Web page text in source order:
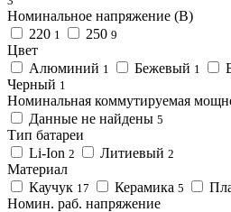
Номинальное напряжение (В)
220 1 250 9
Цвет
Алюминий 1 Бежевый 1
Черный 1
Номинальная коммутируемая
Данные не найдены 5
Тип батареи
Li-Ion 2 Литиевый 2
Материал
Каучук 17 Керамика 5
Номин. раб. напряжение